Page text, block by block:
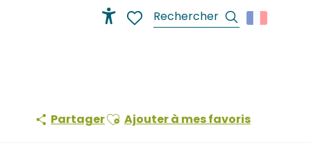
Recherche
PartagerAjouter aux favoris
Ajouter à mes favoris